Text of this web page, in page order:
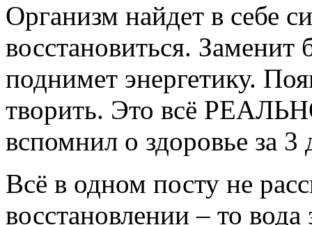
Организм найдет в себе
восстановиться. Заменит
поднимет энергетику.
творить. Это всё
вспомнил о здоровье за 3
Всё в одном посту не
восстановлении – то